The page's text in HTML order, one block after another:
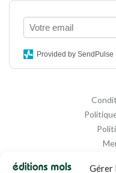
Gérer
Provided by SendPulse